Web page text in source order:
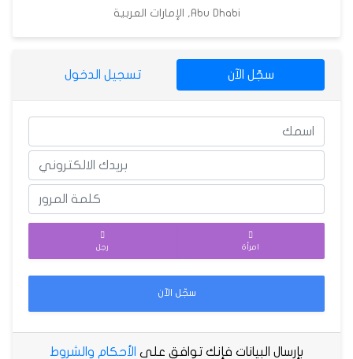
Abu Dhabi, الإمارات العربية
سجّل الآن تسجيل الدخول
امرأة رجل
سجّل الآن
بإرسال البيانات فإنك توافق على الأحكام والشروط